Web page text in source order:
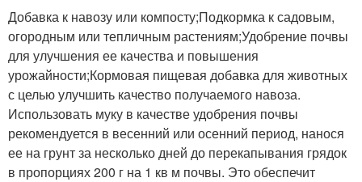
Добавка к навозу или компосту;Подкормка к садовым,
огородным или тепличным растениям;Удобрение почвы
для улучшения ее качества и повышения
урожайности;Кормовая пищевая добавка для животных
с целью улучшить качество получаемого навоза.
Использовать муку в качестве удобрения почвы
рекомендуется в весенний или осенний период, нанося
ее на грунт за несколько дней до перекапывания грядок
в пропорциях 200 г на 1 кв м почвы. Это обеспечит